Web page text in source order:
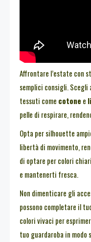
Affrontare l’estate con
semplici consigli.
tessuti come cotone e
pelle di respirare,
Opta per silhouette
libertà di movimento,
di optare per colori
e mantenerti fresca.
Non dimenticare gli
possono completare il
colori vivaci per
tuo guardaroba in